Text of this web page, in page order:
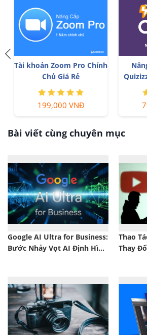
Tài khoản Zoom Pro Chính
Chủ Giá Rẻ
199,000 VNĐ
Bài viết cùng chuyên mục
Google AI Ultra for Business:
Bước Nhảy Vọt AI Định Hình
Thao
Thay